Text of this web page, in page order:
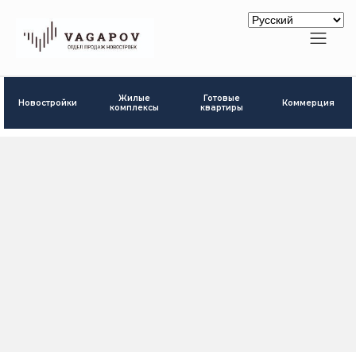
Новостройки
Жилые
комплексы
Готовые
квартиры
Коммерция